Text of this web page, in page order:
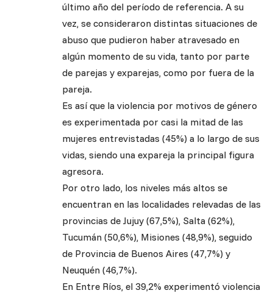
último año del período de referencia. A su
vez, se consideraron distintas situaciones de
abuso que pudieron haber atravesado en
algún momento de su vida, tanto por parte
de parejas y exparejas, como por fuera de la
pareja.
Es así que la violencia por motivos de género
es experimentada por casi la mitad de las
mujeres entrevistadas (45%) a lo largo de sus
vidas, siendo una expareja la principal figura
agresora.
Por otro lado, los niveles más altos se
encuentran en las localidades relevadas de las
provincias de Jujuy (67,5%), Salta (62%),
Tucumán (50,6%), Misiones (48,9%), seguido
de Provincia de Buenos Aires (47,7%) y
Neuquén (46,7%).
En Entre Ríos, el 39,2% experimentó violencia